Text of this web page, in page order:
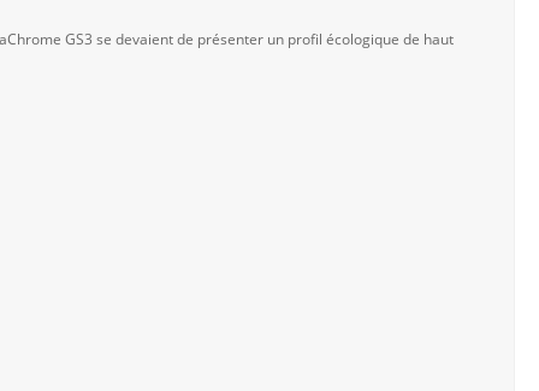
GS3 se devaient de présenter un profil écologique de haut